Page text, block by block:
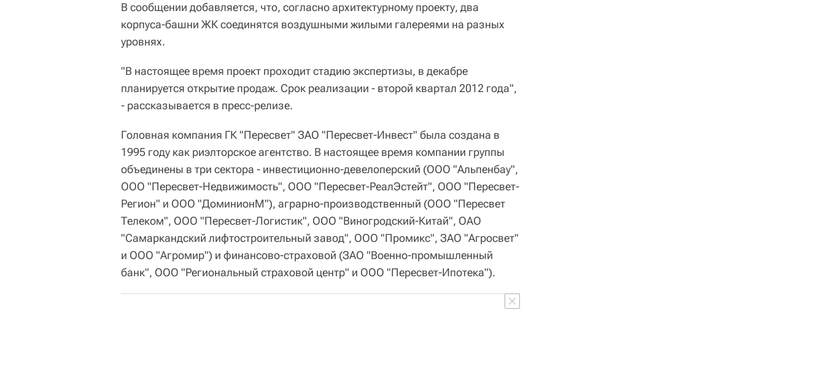
В сообщении добавляется, что, согласно архитектурному проекту, два
корпуса-башни ЖК соединятся воздушными жилыми галереями на разных
уровнях.
"В настоящее время проект проходит стадию экспертизы, в декабре
планируется открытие продаж. Срок реализации - второй квартал 2012 года",
- рассказывается в пресс-релизе.
Головная компания ГК "Пересвет" ЗАО "Пересвет-Инвест" была создана в
1995 году как риэлторское агентство. В настоящее время компании группы
объединены в три сектора - инвестиционно-девелоперский (ООО "Альпенбау",
ООО "Пересвет-Недвижимость", ООО "Пересвет-РеалЭстейт", ООО "Пересвет-
Регион" и ООО "ДоминионМ"), аграрно-производственный (ООО "Пересвет
Телеком", ООО "Пересвет-Логистик", ООО "Виногродский-Китай", ОАО
"Самаркандский лифтостроительный завод", ООО "Промикс", ЗАО "Агросвет"
и ООО "Агромир") и финансово-страховой (ЗАО "Военно-промышленный
банк", ООО "Региональный страховой центр" и ООО "Пересвет-Ипотека").